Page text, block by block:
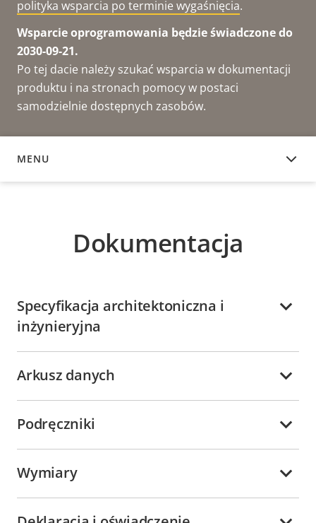
polityka wsparcia po terminie wygaśnięcia.
Wsparcie oprogramowania będzie świadczone do
2030-09-21.
Po tej dacie należy szukać wsparcia w dokumentacji
produktu i na stronach pomocy w postaci
samodzielnie dostępnych zasobów.
MENU
DOKUMENTACJA
Dokumentacja
Specyfikacja architektoniczna i
inżynieryjna
Arkusz danych
Podręczniki
Wymiary